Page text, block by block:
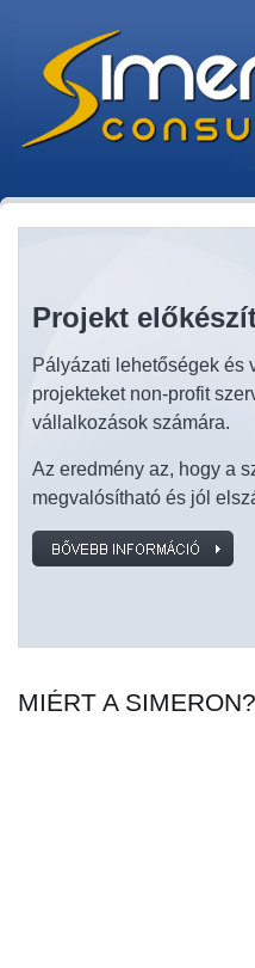
Projekt
Pályázati lehetőségek és
projekteket non-profit
vállalkozások számára.
Az eredmény az, hogy a
megvalósítható és jól
MIÉRT A SIMERON?